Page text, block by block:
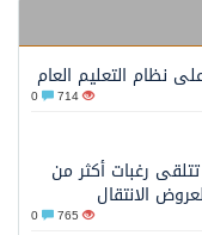
التعليم العام
0
رغبات أكثر من
0